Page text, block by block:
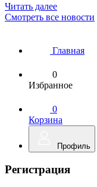
Читать далее
Смотреть все новости
Главная
0
Избранное
0
Корзина
Профиль
Регистрация